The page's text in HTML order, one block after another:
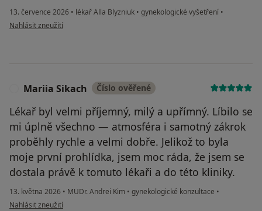
13. července 2026 • lékař Alla Blyzniuk • gynekologické vyšetření •
podle názoru uživatele VV
Nahlásit zneužití
Mariia Sikach Číslo ověřené
Lékař byl velmi příjemný, milý a upřímný. Líbilo se
mi úplně všechno — atmosféra i samotný zákrok
proběhly rychle a velmi dobře. Jelikož to byla
moje první prohlídka, jsem moc ráda, že jsem se
dostala právě k tomuto lékaři a do této kliniky.
13. května 2026 • MUDr. Andrei Kim • gynekologické konzultace •
podle názoru uživatele Mariia Sikach
Nahlásit zneužití